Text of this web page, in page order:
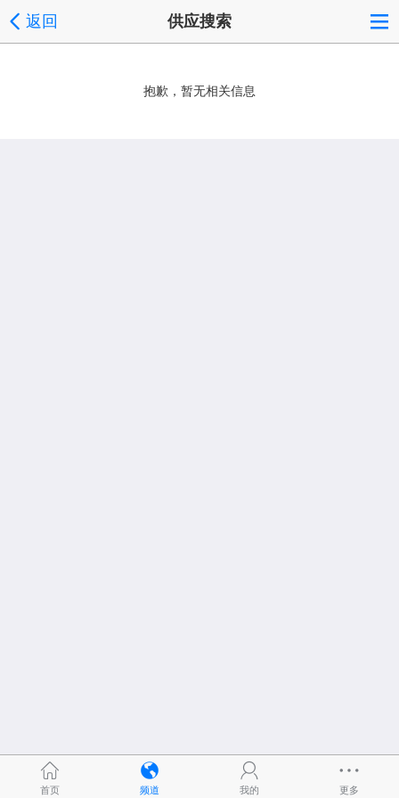
返回 供应搜索
抱歉，暂无相关信息
首页 频道 我的 更多